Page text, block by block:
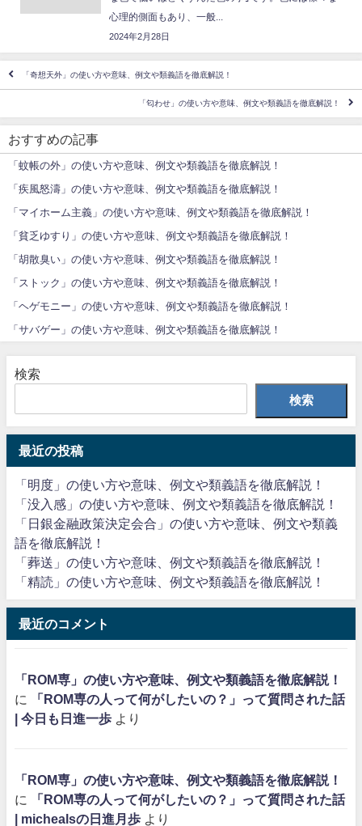
心理的側面もあり、一般...
2024年2月28日
「奇想天外」の使い方や意味、例文や類義語を徹底解説！
「匂わせ」の使い方や意味、例文や類義語を徹底解説！
おすすめの記事
「蚊帳の外」の使い方や意味、例文や類義語を徹底解説！
「疾風怒濤」の使い方や意味、例文や類義語を徹底解説！
「マイホーム主義」の使い方や意味、例文や類義語を徹底解説！
「貧乏ゆすり」の使い方や意味、例文や類義語を徹底解説！
「胡散臭い」の使い方や意味、例文や類義語を徹底解説！
「ストック」の使い方や意味、例文や類義語を徹底解説！
「ヘゲモニー」の使い方や意味、例文や類義語を徹底解説！
「サバゲー」の使い方や意味、例文や類義語を徹底解説！
検索
検索
最近の投稿
「明度」の使い方や意味、例文や類義語を徹底解説！
「没入感」の使い方や意味、例文や類義語を徹底解説！
「日銀金融政策決定会合」の使い方や意味、例文や類義
語を徹底解説！
「葬送」の使い方や意味、例文や類義語を徹底解説！
「精読」の使い方や意味、例文や類義語を徹底解説！
最近のコメント
「ROM専」の使い方や意味、例文や類義語を徹底解説！
に
「ROM専の人って何がしたいの？」って質問された話
| 今日も日進一歩 より
「ROM専」の使い方や意味、例文や類義語を徹底解説！
に
「ROM専の人って何がしたいの？」って質問された話
| michealsの日進月歩 より